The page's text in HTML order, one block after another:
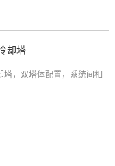
却塔
塔，双塔体配置，系统间相